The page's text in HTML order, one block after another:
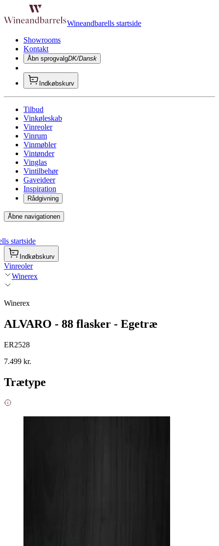
Wineandbarells startside
Showrooms
Kontakt
Åbn sprogvalgDK/Dansk
Indkøbskurv
Tilbud
Vinkøleskab
Vinreoler
Vinrum
Vinmøbler
Vintønder
Vinglas
Vintilbehør
Gaveideer
Inspiration
Rådgivning
Åbne navigationen
startside
Indkøbskurv
Vinreoler
Winerex
Winerex
ALVARO - 88 flasker - Egetræ
ER2528
7.499 kr.
Trætype